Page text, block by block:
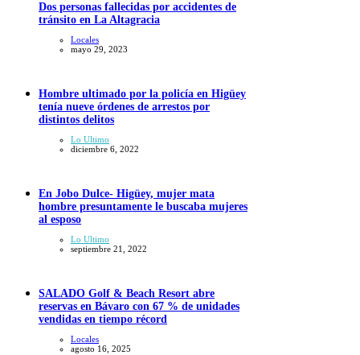
Dos personas fallecidas por accidentes de
tránsito en La Altagracia
Locales
mayo 29, 2023
Hombre ultimado por la policía en Higüey
tenía nueve órdenes de arrestos por
distintos delitos
Lo Ultimo
diciembre 6, 2022
En Jobo Dulce- Higüey, mujer mata
hombre presuntamente le buscaba mujeres
al esposo
Lo Ultimo
septiembre 21, 2022
SALADO Golf & Beach Resort abre
reservas en Bávaro con 67 % de unidades
vendidas en tiempo récord
Locales
agosto 16, 2025